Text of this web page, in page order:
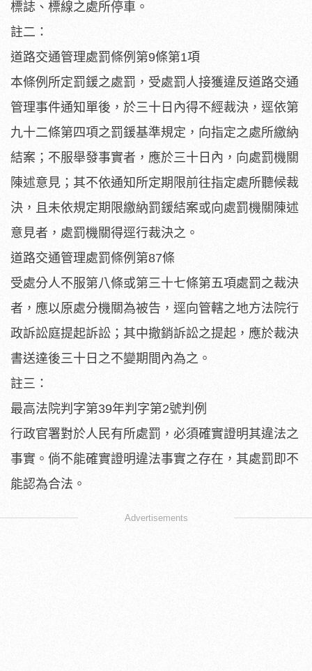
標誌、標線之處所停車。
註二：
道路交通管理處罰條例第9條第1項
本條例所定罰鍰之處罰，受處罰人接獲違反道路交通
管理事件通知單後，於三十日內得不經裁決，逕依第
九十二條第四項之罰鍰基準規定，向指定之處所繳納
結案；不服舉發事實者，應於三十日內，向處罰機關
陳述意見；其不依通知所定期限前往指定處所聽候裁
決，且未依規定期限繳納罰鍰結案或向處罰機關陳述
意見者，處罰機關得逕行裁決之。
道路交通管理處罰條例第87條
受處分人不服第八條或第三十七條第五項處罰之裁決
者，應以原處分機關為被告，逕向管轄之地方法院行
政訴訟庭提起訴訟；其中撤銷訴訟之提起，應於裁決
書送達後三十日之不變期間內為之。
註三：
最高法院判字第39年判字第2號判例
行政官署對於人民有所處罰，必須確實證明其違法之
事實。倘不能確實證明違法事實之存在，其處罰即不
能認為合法。
Advertisements